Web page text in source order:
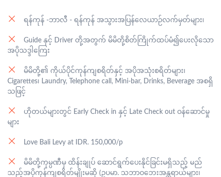
ရန်ကုန် -ဘာလီ - ရန်ကုန် အသွားအပြန်လေယာဉ်လက်မှတ်များ၊
Guide နှင့် Driver တို့အတွက် မိမိတို့စိတ်ကြိုက်ထပ်မံ၍ပေးလိုသော
အပိုသဒ္ဒါကြေး
မိမိတို့၏ ကိုယ်ပိုင်ကုန်ကျစရိတ်နှင့် အပိုအသုံးစရိတ်များ၊
Cigarettes၊ Laundry, Telephone call, Mini-bar, Drinks, Beverage အစရှိ
သဖြင့်
ဟိုတယ်များတွင် Early Check in နှင့် Late Check out ဝန်ဆောင်မှု
များ
Love Bali Levy at IDR. 150,000/p
မိမိတို့ကုမ္ပဏီမှ ထိန်းချုပ် ဆောင်ရွက်ပေးနိုင်ခြင်းမရှိသည့် မည်
သည့်အပိုကုန်ကျစရိတ်မျိုးမဆို (ဥပမာ. သဘာဝဘေးအန္တရာယ်များ၊